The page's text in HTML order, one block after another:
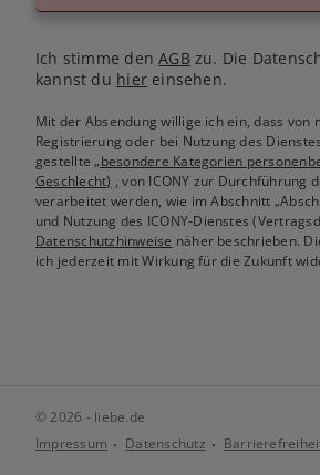
Ich stimme denAGB zu. Die
kannst du hiereinsehen.
Mit der Absendung willige ich ein, dass von
Registrierung oder bei Nutzung des
gestellte„besondere Kategorien
Geschlecht) , von ICONY zur Durchführung
verarbeitet werden, wie im Abschnitt
und Nutzung des ICONY-Dienstes
Datenschutzhinweise näher beschrieben.
ich jederzeit mit Wirkung für die Zukunft
© 2026 - liebe.de
Impressum
Datenschutz